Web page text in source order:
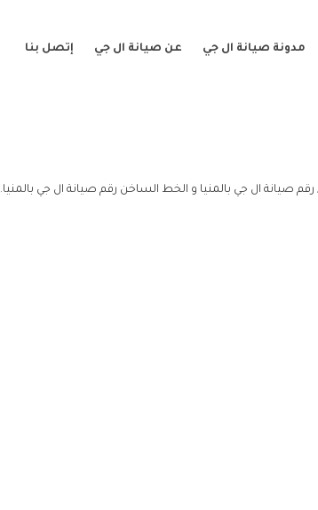
مدونة صيانة ال جي عن صيانة ال جي إتصل بنا
صيانة ال جي بالمنيا و الخط الساخن رقم صيانة ال جي بالمنيا.